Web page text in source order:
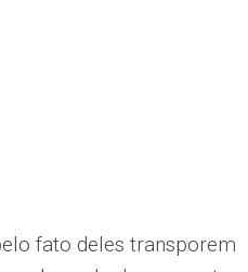
fato deles transporem